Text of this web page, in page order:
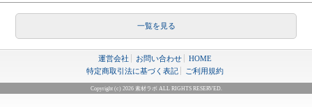
一覧を見る
運営会社 お問い合わせ
HOME
特定商取引法に基づく表記
ご利用規約
Copyright (c) 2026 素材ラボ ALL RIGHTS RESERVED.